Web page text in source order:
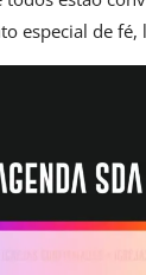
especial de fé,